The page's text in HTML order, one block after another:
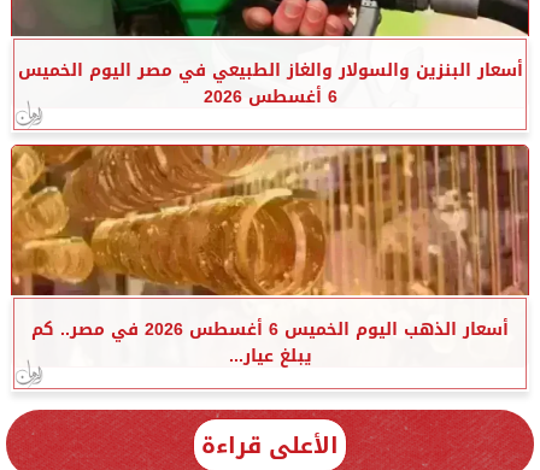
أسعار البنزين والسولار والغاز الطبيعي في مصر اليوم الخميس
6 أغسطس 2026
أسعار الذهب اليوم الخميس 6 أغسطس 2026 في مصر.. كم
يبلغ عيار...
الأعلى قراءة